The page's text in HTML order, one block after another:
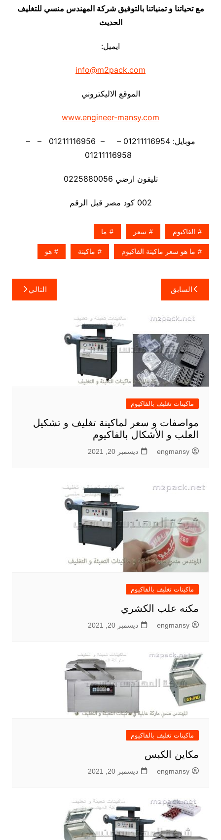
مع تحياتنا و تمنياتنا بالتوفيق شركة المهندس منسي للتغليف
الحديث
ايميل:
info@m2pack.com
الموقع الاليكتروني
www.engineer-mansy.com
موبايل: 01211116954 – – 01211116956 – –
تليفون ارضي 0225880056
002 كود مصر قبل الرقم
الفاكيوم سعر ما
ما هو سعر ماكينة الفاكيوم ماكينة هو
تصفّح
المقالات
السابق التالي
ماكينات تغليف بالفاكيوم
مواصفات و سعر لماكينة تغليف و تشكيل
العلب و الأشكال بالفاكيوم
engmansy ديسمبر 20, 2021
ماكينات تغليف بالفاكيوم
مكنه علب الكشري
engmansy ديسمبر 20, 2021
ماكينات تغليف بالفاكيوم
مكاين الكبس
engmansy ديسمبر 20, 2021